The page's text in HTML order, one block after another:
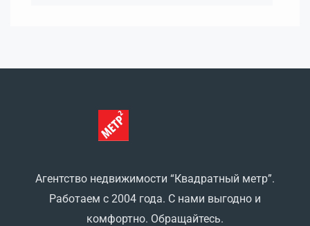
Агентство недвижимости “Квадратный метр”.
Работаем с 2004 года. С нами выгодно и
комфортно. Обращайтесь.